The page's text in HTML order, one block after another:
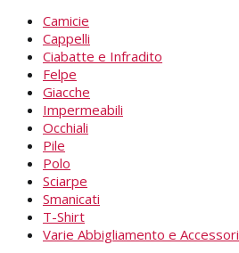
Camicie
Cappelli
Ciabatte e Infradito
Felpe
Giacche
Impermeabili
Occhiali
Pile
Polo
Sciarpe
Smanicati
T-Shirt
Varie Abbigliamento e Accessori